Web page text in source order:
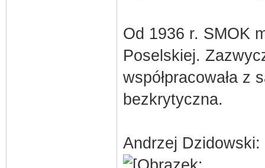
Od 1936 r. SMOK
Poselskiej.
współpracowała z
bezkrytyczna.
Andrzej Dzidowski: